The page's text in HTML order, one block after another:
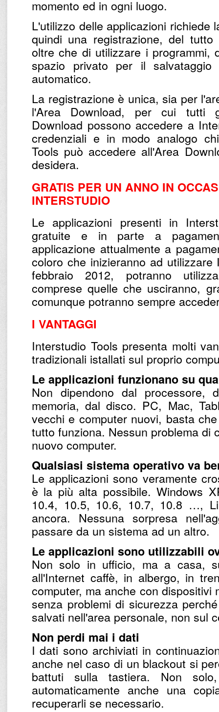
momento ed in ogni luogo.
L'utilizzo delle applicazioni richiede
quindi una registrazione, del
oltre che di utilizzare i programmi,
spazio privato per il
automatico.
La registrazione è unica, sia per
l'Area Download, per cui tutti
Download possono accedere a
credenziali e in modo analogo
Tools può accedere all'Area
desidera.
GRATIS PER UN ANNO IN
INTERSTUDIO
Le applicazioni presenti in
gratuite e in parte a
applicazione attualmente a
coloro che inizieranno ad
febbraio 2012, potranno
comprese quelle che usciranno,
comunque potranno sempre
I VANTAGGI
Interstudio Tools presenta molti
tradizionali istallati sul proprio
Le applicazioni funzionano su
Non dipendono dal processore,
memoria, dal disco. PC, Mac,
vecchi e computer nuovi, basta
tutto funziona. Nessun problema di
nuovo computer.
Qualsiasi sistema operativo va
Le applicazioni sono veramente
è la più alta possibile. Windows
10.4, 10.5, 10.6, 10.7, 10.8 …,
ancora. Nessuna sorpresa
passare da un sistema ad un altro.
Le applicazioni sono utilizzabili
Non solo in ufficio, ma a casa,
all'Internet caffè, in albergo, in
computer, ma anche con dispositivi
senza problemi di sicurezza
salvati nell'area personale, non sul
Non perdi mai i dati
I dati sono archiviati in
anche nel caso di un blackout si
battuti sulla tastiera. Non
automaticamente anche una
recuperarli se necessario.